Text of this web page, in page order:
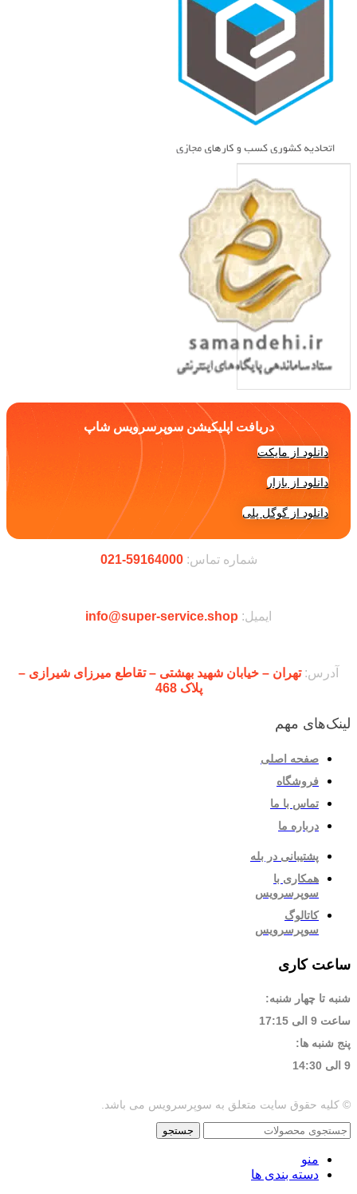
دریافت اپلیکیشن سوپرسرویس شاپ
دانلود از مایکت
دانلود از بازار
دانلود از گوگل پلی
شماره تماس:59164000-021
ایمیل: info@super-service.shop
آدرس:تهران – خیابان شهید بهشتی – تقاطع میرزای شیرازی –
پلاک 468
لینک‌های مهم
صفحه اصلی
فروشگاه
تماس با ما
درباره ما
پشتیبانی در بله
همکاری با
سوپرسرویس
کاتالوگ
سوپرسرویس
ساعت کاری
شنبه تا چهار شنبه:
ساعت 9 الی 17:15
پنج شنبه ها:
9 الی 14:30
© کلیه حقوق سایت متعلق به سوپرسرویس می باشد.
جستجو
منو
دسته بندی ها